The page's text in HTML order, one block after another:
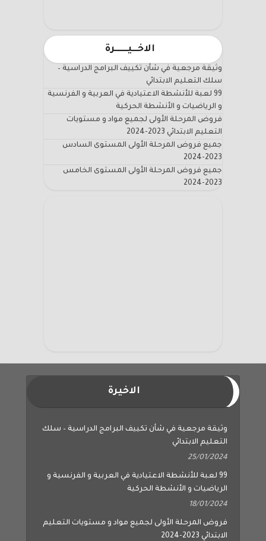
الاخـــيـــــــرة
وثيقة مرجعية في شأن تكييف البرامج الدراسية –
سلك التعليم الابتدائي
99 لعبة للأنشطة الاعتيادية في العربية و الفرنسية
و الرياضيات و الأنشطة الحركية
فروض المرحلة الأولى لجميع مواد و مستويات
التعليم الابتدائي 2023-2024
جميع فروض المرحلة الأولى المستوى السادس
2023-2024
جميع فروض المرحلة الأولى المستوى الخامس
2023-2024
الاخيرة
وثيقة مرجعية في شأن تكييف البرامج الدراسية – سلك
التعليم الابتدائي
25/01/2024
99 لعبة للأنشطة الاعتيادية في العربية و الفرنسية و
الرياضيات و الأنشطة الحركية
18/01/2024
فروض المرحلة الأولى لجميع مواد و مستويات التعليم
الابتدائي 2023-2024